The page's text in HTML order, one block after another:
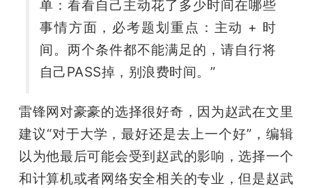
单：看看自己主动花了多少时间在哪些
事情方面，必考题划重点：主动 + 时
间。两个条件都不能满足的，请自行将
自己PASS掉，别浪费时间。”
雷锋网对豪豪的选择很好奇，因为赵武在文里
建议“对于大学，最好还是去上一个好”，编辑
以为他最后可能会受到赵武的影响，选择一个
和计算机或者网络安全相关的专业，但是赵武